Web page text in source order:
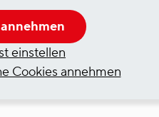
Am Niehler Hafen 2
50735 Köln
einstellen
Cookies annehmen